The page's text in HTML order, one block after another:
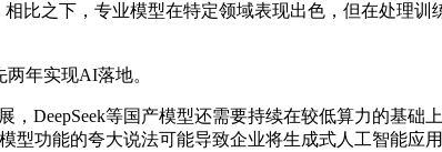
之下，专业模型在特定领域表现出色，但在处理训
年实现AI落地。
等国产模型还需要持续在较低算力的基础
功能的夸大说法可能导致企业将生成式人工智能应